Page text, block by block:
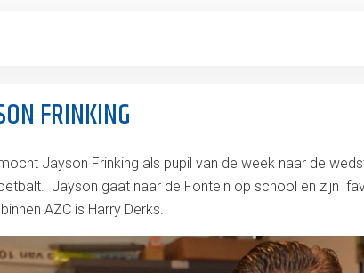
FRINKING
Jayson Frinking als pupil van de week naar de
Jayson gaat naar de Fontein op school en zijn
AZC is Harry Derks.